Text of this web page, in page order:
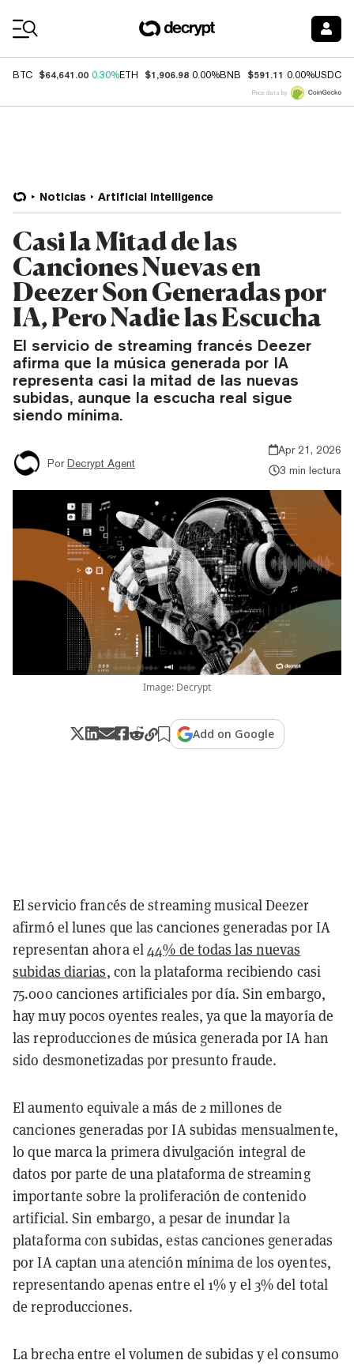
BTC $64,641.00 0.30%ETH $1,906.98 0.00%BNB $591.11 0.00%USDC
Price data by
Noticias Artificial Intelligence
Casi la Mitad de las
Canciones Nuevas en
Deezer Son Generadas por
IA, Pero Nadie las Escucha
El servicio de streaming francés Deezer
afirma que la música generada por IA
representa casi la mitad de las nuevas
subidas, aunque la escucha real sigue
siendo mínima.
Por Decrypt Agent
Apr 21, 2026
3 min lectura
Image: Decrypt
Add on Google
El servicio francés de streaming musical Deezer
afirmó el lunes que las canciones generadas por IA
representan ahora el44% de todas las nuevas
subidas diarias, con la plataforma recibiendo casi
75.000 canciones artificiales por día. Sin embargo,
hay muy pocos oyentes reales, ya que la mayoría de
las reproducciones de música generada por IA han
sido desmonetizadas por presunto fraude.
El aumento equivale a más de 2 millones de
canciones generadas por IA subidas mensualmente,
lo que marca la primera divulgación integral de
datos por parte de una plataforma de streaming
importante sobre la proliferación de contenido
artificial. Sin embargo, a pesar de inundar la
plataforma con subidas, estas canciones generadas
por IA captan una atención mínima de los oyentes,
representando apenas entre el 1% y el 3% del total
de reproducciones.
La brecha entre el volumen de subidas y el consumo